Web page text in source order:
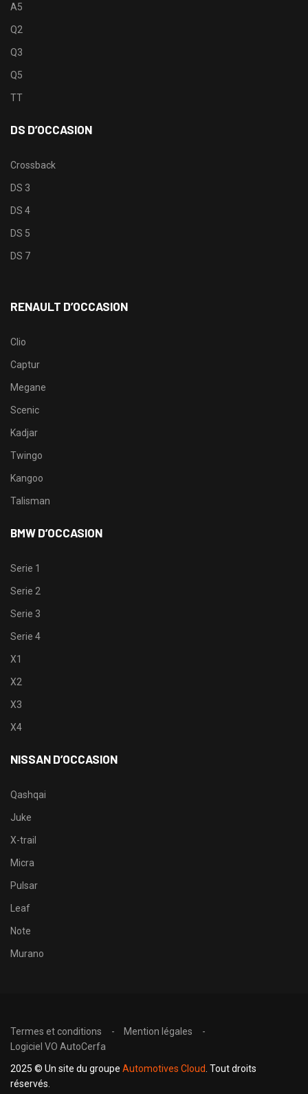
A5
Q2
Q3
Q5
TT
DS D’OCCASION
Crossback
DS 3
DS 4
DS 5
DS 7
RENAULT D’OCCASION
Clio
Captur
Megane
Scenic
Kadjar
Twingo
Kangoo
Talisman
BMW D’OCCASION
Serie 1
Serie 2
Serie 3
Serie 4
X1
X2
X3
X4
NISSAN D’OCCASION
Qashqai
Juke
X-trail
Micra
Pulsar
Leaf
Note
Murano
Termes et conditions
Mention légales
Logiciel VO AutoCerfa
2025 © Un site du groupe Automotives Cloud . Tout droits
réservés.